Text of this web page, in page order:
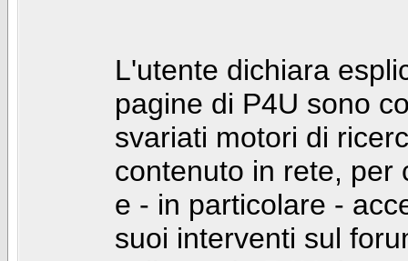
L'utente dichiara
pagine di P4U sono
svariati motori di
contenuto in rete, per
e - in particolare -
suoi interventi sul